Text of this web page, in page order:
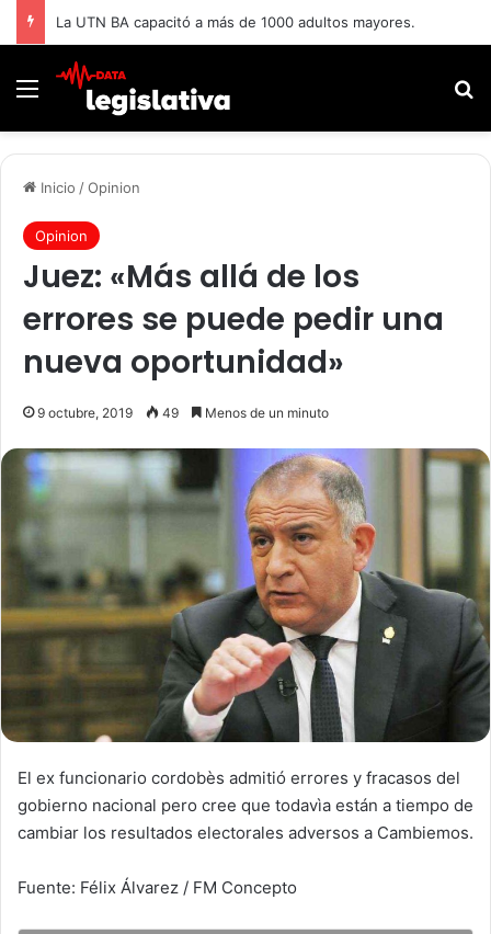
La UTN BA capacitó a más de 1000 adultos mayores.
Menú
Inicio /Opinion
Opinion
Juez: «Más allá de los
errores se puede pedir una
nueva oportunidad»
9 octubre, 2019 49 Menos de un minuto
El ex funcionario cordobès admitió errores y fracasos del
gobierno nacional pero cree que todavìa están a tiempo de
cambiar los resultados electorales adversos a Cambiemos.
Fuente: Félix Álvarez / FM Concepto